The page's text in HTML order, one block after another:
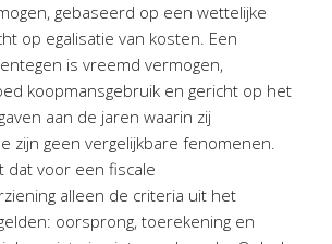
gebaseerd op een wettelijke
op egalisatie van kosten. Een
is vreemd vermogen,
koopmansgebruik en gericht op het
aan de jaren waarin zij
zijn geen vergelijkbare fenomenen.
dat voor een fiscale
alleen de criteria uit het
oorsprong, toerekening en